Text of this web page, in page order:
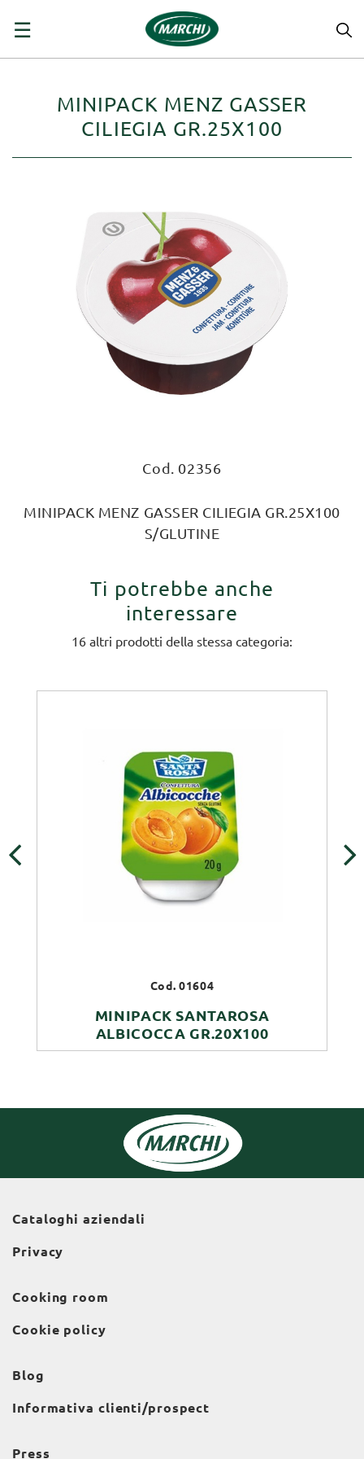
navigazione
☰
MINIPACK MENZ GASSER
CILIEGIA GR.25X100
Cod. 02356
MINIPACK MENZ GASSER CILIEGIA GR.25X100
S/GLUTINE
Ti potrebbe anche
interessare
16 altri prodotti della stessa categoria:
Cod. 01604
MINIPACK SANTAROSA
ALBICOCCA GR.20X100
Cataloghi aziendali
Privacy
Cooking room
Cookie policy
Blog
Informativa clienti/prospect
Press